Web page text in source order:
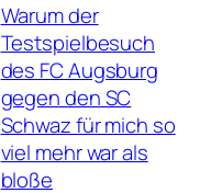
Warum der
Testspielbesuch
des FC Augsburg
gegen den SC
Schwaz für mich so
viel mehr war als
bloße